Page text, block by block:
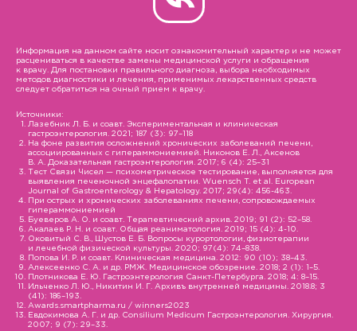
Информация на данном сайте носит ознакомительный характер и не может
расцениваться в качестве замены медицинской услуги и обращения
к врачу. Для постановки правильного диагноза, выбора необходимых
методов диагностики и лечения, применимых лекарственных средств
следует обратиться на очный прием к врачу.
Источники:
Лазебник Л. Б. и соавт. Экспериментальная и клиническая
гастроэнтерология. 2021; 187 (3): 97–118
На фоне развития осложнений хронических заболеваний печени,
ассоциированных с гипераммониемией. Никонов Е. Л., Аксенов
В. А. Доказательная гастроэнтерология. 2017; 6 (4): 25–31
Тест Связи Чисел — психометрическое тестирование, выполняется для
выявления печеночной энцефалопатии. Wuensch T. et al. European
Journal of Gastroenterology & Hepatology. 2017; 29(4): 456-463.
При острых и хронических заболеваниях печени, сопровождаемых
гипераммониемией
Буеверов А. О. и соавт. Терапевтический архив. 2019; 91 (2): 52–58.
Акалаев Р. Н. и соавт. Общая реаниматология. 2019; 15 (4): 4-10.
Оковитый С. В., Шустов Е. Б. Вопросы курортологии, физиотерапии
и лечебной физической культуры. 2020; 97(4): 74–838.
Попова И. Р. и соавт. Клиническая медицина. 2012: 90 (10); 38–43.
Алексеенко С. А. и др. РМЖ. Медицинское обозрение. 2018; 2 (1): 1–5.
Плотникова Е. Ю. Гастроэнтерология Санкт-Петербурга. 2018; 4: 8–15.
Ильченко Л. Ю., Никитин И. Г. Архивъ внутренней медицины. 2018.8; 3
(41): 186–193.
Awards.smartpharma.ru / winners2023
Евдокимова А. Г. и др. Consilium Medicum Гастроэнтерология. Хирургия.
2007; 9 (7): 29–33.